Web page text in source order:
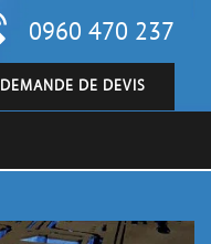
0960 470 237
DEMANDE DE DEVIS